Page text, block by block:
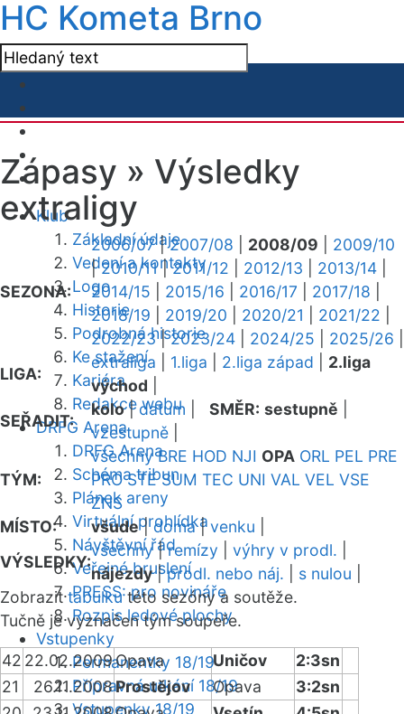
HC Kometa Brno
Klub
Základní údaje
Vedení a kontakty
Logo
Historie
Podrobná historie
Ke stažení
Kariéra
Redakce webu
DRFG Arena
DRFG Arena
Schéma tribun
Plánek areny
Virtuální prohlídka
Návštěvní řád
Veřejné bruslení
PRESS: pro novináře
Rozpis ledové plochy
Vstupenky
Permanentky 18/19
Přípravná utkání 18/19
Vstupenky 18/19
Zápasy » Výsledky
extraligy
SEZONA:
2006/07|2007/08 2008/09
2009/10
|2010/11|2011/12 2012/13 2013/14
2014/15
2015/16 2016/17 2017/18
2018/19
2019/20 2020/21 2021/22
2022/23|2023/24 2024/25 2025/26
LIGA:
extraliga 1.liga 2.liga západ
2.liga
východ
SEŘADIT:
kolo|datum SMĚR: sestupně
vzestupně
TÝM:
všechny BRE HOD NJI OPA ORL PEL PRE
PRO STE SUM TEC UNI VAL VEL VSE
ZNS
MÍSTO:
všude|doma|venku
VÝSLEDKY:
všechny|remízy výhry v prodl.
nájezdy|prodl. nebo náj. s nulou
Zobrazittabulkutéto sezóny a soutěže.
Tučně je vyznačen tým soupeře.
42 22.02.2009Opava Uničov
2:3sn
21
26.11.2008Prostějov Opava
3:2sn